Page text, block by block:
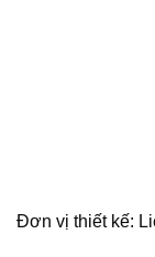
Đơn vị thiết kế: